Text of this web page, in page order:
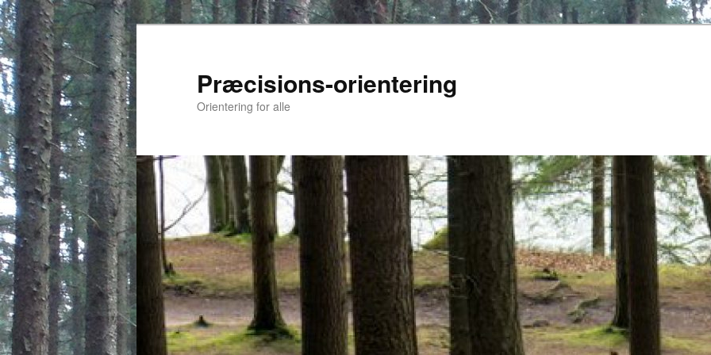
Fortsæt
til
primært
indhold
Præcisions-orientering
Orientering for alle